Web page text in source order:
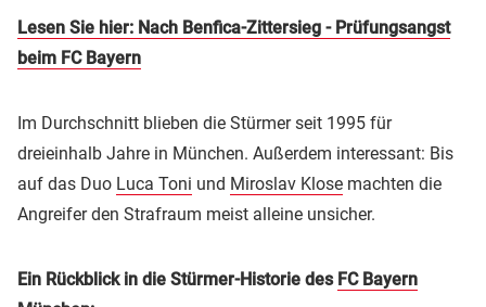
Lesen Sie hier: Nach Benfica-Zittersieg - Prüfungsangst
beim FC Bayern
Im Durchschnitt blieben die Stürmer seit 1995 für
dreieinhalb Jahre in München. Außerdem interessant: Bis
auf das Duo Luca Toni und Miroslav Klose machten die
Angreifer den Strafraum meist alleine unsicher.
Ein Rückblick in die Stürmer-Historie des FC Bayern